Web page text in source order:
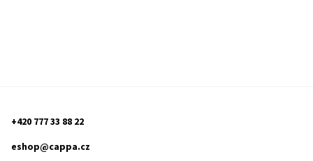
+420 777 33 88 22
eshop@cappa.cz